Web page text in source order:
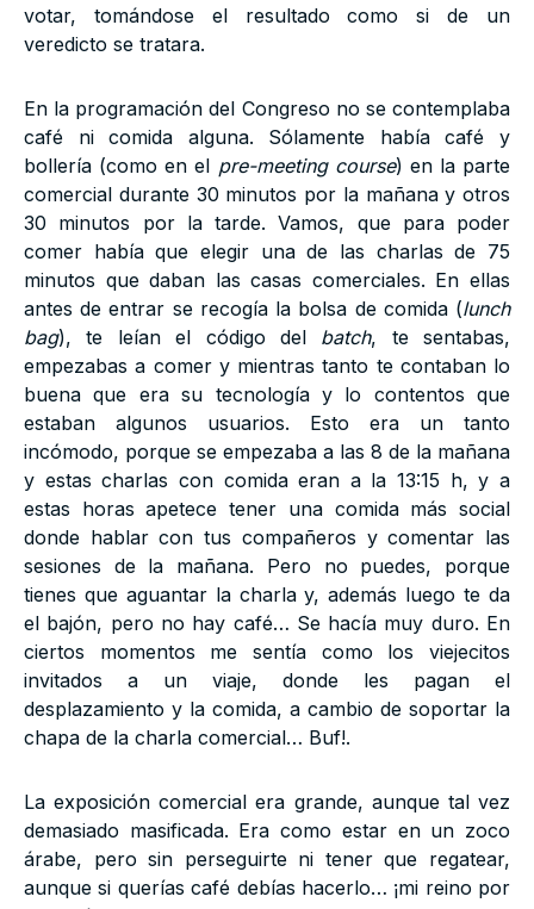
votar, tomándose el resultado como si de un
veredicto se tratara.
En la programación del Congreso no se contemplaba
café ni comida alguna. Sólamente había café y
bollería (como en el pre-meeting course) en la parte
comercial durante 30 minutos por la mañana y otros
30 minutos por la tarde. Vamos, que para poder
comer había que elegir una de las charlas de 75
minutos que daban las casas comerciales. En ellas
antes de entrar se recogía la bolsa de comida (lunch
bag), te leían el código del batch, te sentabas,
empezabas a comer y mientras tanto te contaban lo
buena que era su tecnología y lo contentos que
estaban algunos usuarios. Esto era un tanto
incómodo, porque se empezaba a las 8 de la mañana
y estas charlas con comida eran a la 13:15 h, y a
estas horas apetece tener una comida más social
donde hablar con tus compañeros y comentar las
sesiones de la mañana. Pero no puedes, porque
tienes que aguantar la charla y, además luego te da
el bajón, pero no hay café… Se hacía muy duro. En
ciertos momentos me sentía como los viejecitos
invitados a un viaje, donde les pagan el
desplazamiento y la comida, a cambio de soportar la
chapa de la charla comercial… Buf!.
La exposición comercial era grande, aunque tal vez
demasiado masificada. Era como estar en un zoco
árabe, pero sin perseguirte ni tener que regatear,
aunque si querías café debías hacerlo… ¡mi reino por